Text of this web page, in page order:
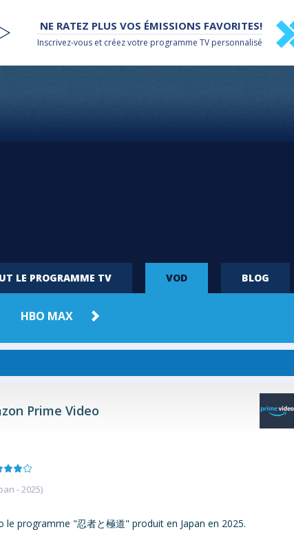
NE RATEZ PLUS VOS ÉMISSIONS FAVORITES!
Inscrivez-vous et créez votre programme TV personnalisé
LE PROGRAMME TV VOD BLOG
HBO MAX
Prime Video
- 2025)
le programme "忍者と極道" produit en Japan en 2025.